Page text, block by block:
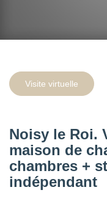
Visite virtuelle
Noisy le Roi.
maison de
chambres +
indépendant